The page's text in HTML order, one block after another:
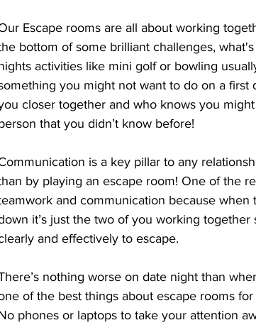
Escape rooms are all about working
bottom of some brilliant challenges,
activities like mini golf or bowling
you might not want to do on a
closer together and who knows you
that you didn’t know before!
is a key pillar to any
by playing an escape room! One of the
and communication because
it’s just the two of you working
and effectively to escape.
nothing worse on date night than
of the best things about escape rooms
phones or laptops to take your attention